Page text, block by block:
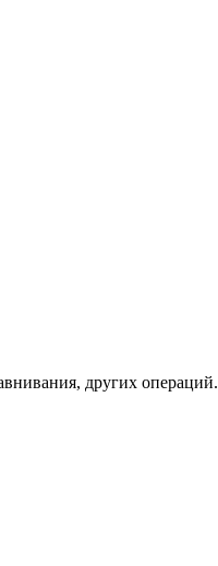
других операций.